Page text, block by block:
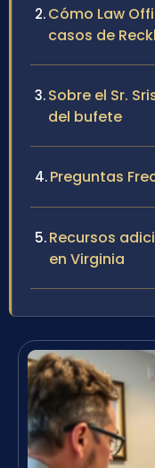
Cómo Law
casos de
Sobre el Sr.
del bufete
Preguntas
Recursos
en Virginia